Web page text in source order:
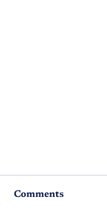
Comments